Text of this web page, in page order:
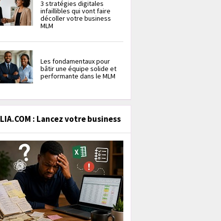
3 stratégies digitales
infaillibles qui vont faire
décoller votre business
MLM
Les fondamentaux pour
bâtir une équipe solide et
performante dans le MLM
: Lancez votre business